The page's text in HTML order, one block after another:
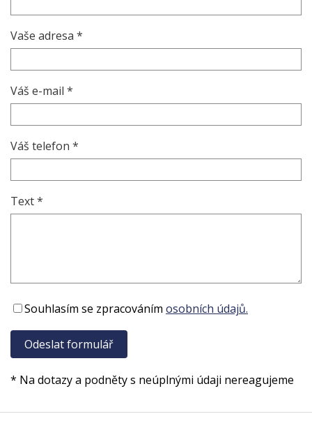
Vaše adresa *
Váš e-mail *
Váš telefon *
Text *
Souhlasím se zpracováním osobních údajů.
* Na dotazy a podněty s neúplnými údaji nereagujeme